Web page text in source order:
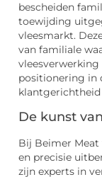
bescheiden
toewijding
vleesmarkt.
van familiale
positionering in
De kunst
Bij Beimer
en precisie
zijn experts in